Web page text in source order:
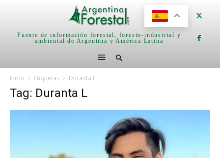
Fuente de información forestal, foresto-industrial y
ambiental de Argentina y América Latina
Inicio Etiquetas Duranta L
Tag: Duranta L